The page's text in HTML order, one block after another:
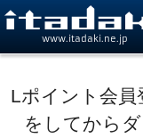
www.itadaki.ne.jp
Lポイント会員
をしてから